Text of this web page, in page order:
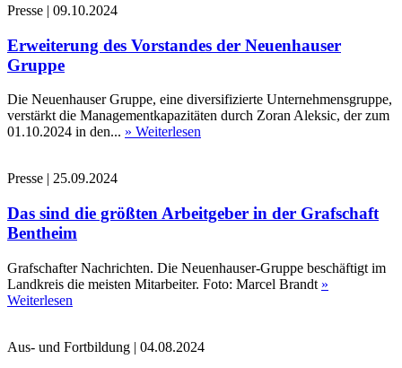
Presse | 09.10.2024
Erweiterung des Vorstandes der Neuenhauser
Gruppe
Die Neuenhauser Gruppe, eine diversifizierte Unternehmensgruppe,
verstärkt die Managementkapazitäten durch Zoran Aleksic, der zum
01.10.2024 in den... » Weiterlesen
Presse | 25.09.2024
Das sind die größten Arbeitgeber in der Grafschaft
Bentheim
Grafschafter Nachrichten. Die Neuenhauser-Gruppe beschäftigt im
Landkreis die meisten Mitarbeiter. Foto: Marcel Brandt »
Weiterlesen
Aus- und Fortbildung | 04.08.2024